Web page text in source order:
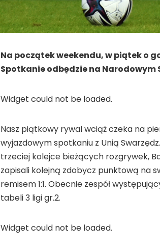
Na początek weekendu, w piątek o
Spotkanie odbędzie na Narodowym
Widget could not be loaded.
Nasz piątkowy rywal wciąż czeka na
wyjazdowym spotkaniu z Unią
trzeciej kolejce bieżących rozgrywek,
zapisali kolejną zdobycz punktową na
remisem 1:1. Obecnie zespół
tabeli 3 ligi gr.2.
Widget could not be loaded.